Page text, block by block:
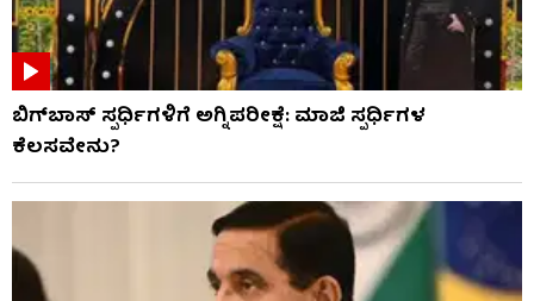
ಬಿಗ್​​ಬಾಸ್​ ಸ್ಪರ್ಧಿಗಳಿಗೆ ಅಗ್ನಿಪರೀಕ್ಷೆ: ಮಾಜಿ ​​ಸ್ಪರ್ಧಿಗಳ
ಕೆಲಸವೇನು?